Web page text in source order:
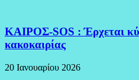
ΚΑΙΡΟΣ-SOS : Έρχεται
κακοκαιρίας
20 Ιανουαρίου 2026